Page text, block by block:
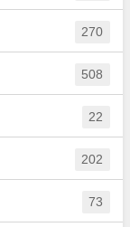
270
508
22
202
73